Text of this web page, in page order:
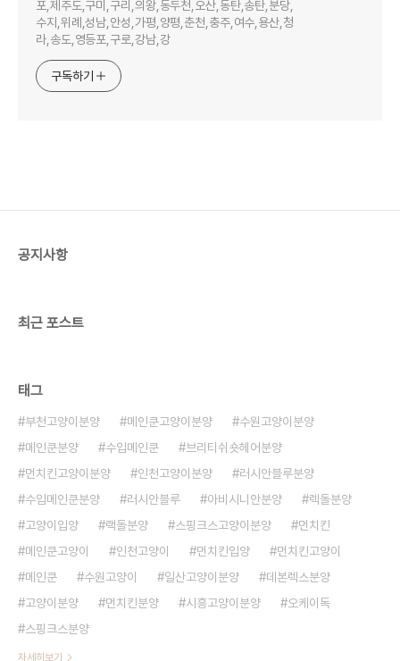
포,제주도,구미,구리,의왕,동두천,오산,동탄,송탄,분당,
수지,위례,성남,안성,가평,양평,춘천,충주,여수,용산,청
라,송도,영등포,구로,강남,강
구독하기
공지사항
최근 포스트
태그
부천고양이분양 메인쿤고양이분양
수원고양이분양
메인쿤분양
수입메인쿤
브리티쉬숏헤어분양
먼치킨고양이분양
인천고양이분양
러시안블루분양
수입메인쿤분양
러시안블루 아비시니안분양
렉돌분양
고양이입양
랙돌분양 스핑크스고양이분양
먼치킨
메인쿤고양이
인천고양이 먼치킨입양
먼치킨고양이
메인쿤
수원고양이 일산고양이분양
데본렉스분양
고양이분양
먼치킨분양 시흥고양이분양
오케이독
스핑크스분양
자세히보기